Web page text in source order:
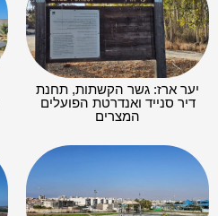
יער ארז: גשר הקשתות, תחנת
דיר סנייד ואנדרטת הפועלים
המצרים